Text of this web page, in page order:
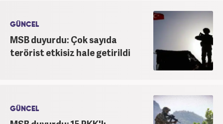
GÜNCEL
MSB duyurdu: Çok sayıda
terörist etkisiz hale getirildi
GÜNCEL